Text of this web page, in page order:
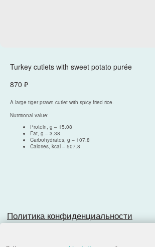
Turkey cutlets with sweet potato purée
870 ₽
A large tiger prawn cutlet with spicy fried rice.
Nutritional value:
Protein, g – 15.08
Fat, g – 3.38
Carbohydrates, g – 107.8
Calories, kcal – 507.8
Согласие на обработку персональных данных
Разработка сайта